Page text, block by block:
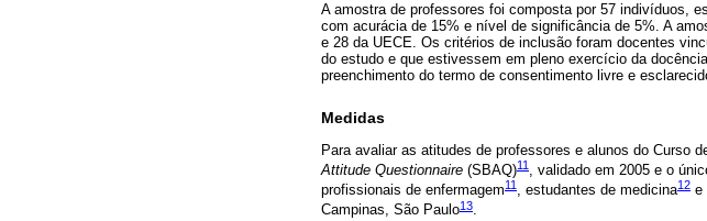
A amostra de professores foi composta por 57 indivíduos,
com acurácia de 15% e nível de significância de 5%. A
e 28 da UECE. Os critérios de inclusão foram docentes
do estudo e que estivessem em pleno exercício da
preenchimento do termo de consentimento livre e
Medidas
Para avaliar as atitudes de professores e alunos do Curso
Attitude Questionnaire (SBAQ)11
, validado em 2005 e o
profissionais de enfermagem11 , estudantes de medicina12 e
Campinas, São Paulo13.